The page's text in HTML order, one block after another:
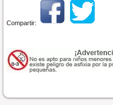
Compartir: